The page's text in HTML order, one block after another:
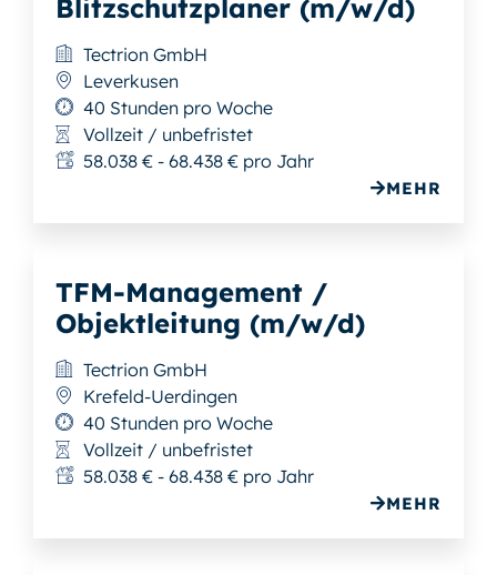
Blitzschutzplaner (m/w/d)
Tectrion GmbH
Leverkusen
40 Stunden pro Woche
Vollzeit / unbefristet
58.038 € - 68.438 € pro Jahr
MEHR
TFM-Management /
Objektleitung (m/w/d)
Tectrion GmbH
Krefeld-Uerdingen
40 Stunden pro Woche
Vollzeit / unbefristet
58.038 € - 68.438 € pro Jahr
MEHR